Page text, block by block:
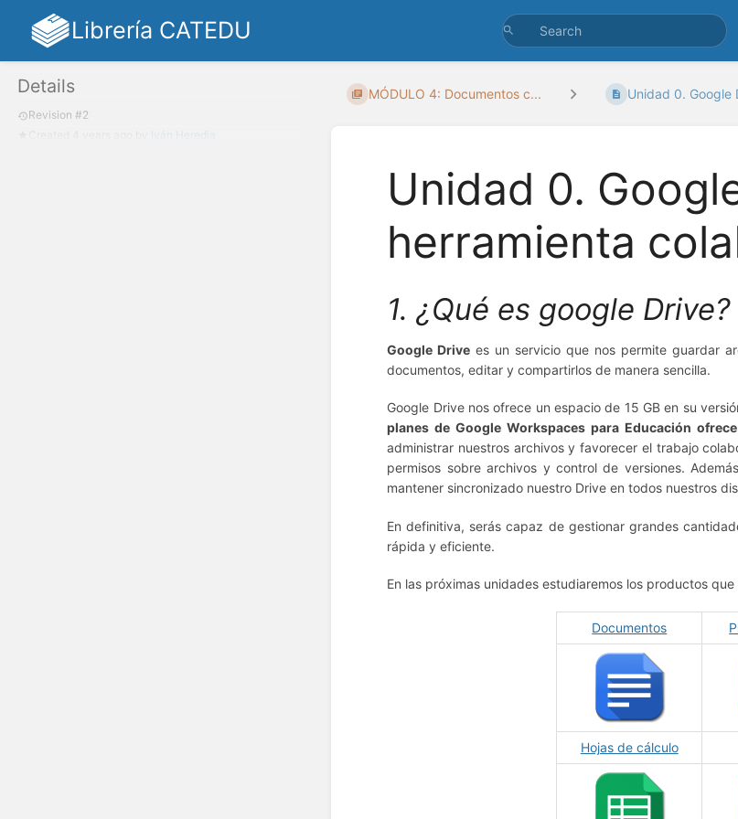
Librería CATEDU
Details
Revision #2
Iván Heredia
MÓDULO 4: Documentos c... Unidad 0. Google
Unidad 0.
herramienta
1. ¿Qué es google Drive?
Google Drive es un servicio que nos permite guardar
documentos, editar y compartirlos de manera sencilla.
Google Drive nos ofrece un espacio de 15 GB en su
planes de Google Workspaces para Educación
administrar nuestros archivos y favorecer el trabajo
permisos sobre archivos y control de versiones.
mantener sincronizado nuestro Drive en todos nuestros
En definitiva, serás capaz de gestionar grandes
rápida y eficiente.
En las próximas unidades estudiaremos los productos
Documentos
Hojas de cálculo